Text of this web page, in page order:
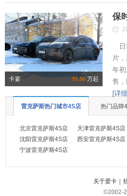
卡宴 91.80万起
保
日
片
年
售
[详
雷克萨斯热门城市4S店 热门品牌
北京雷克萨斯4S店 天津雷克萨斯4S店
沈阳雷克萨斯4S店
西安雷克萨斯4S店
宁波雷克萨斯4S店
关于爱卡 |
©2002-